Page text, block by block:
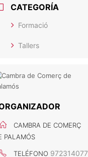
CATEGORÍA
Formació
Tallers
CAMBRA DE COMERÇ
PALAMÓS
TELÉFONO 972314077